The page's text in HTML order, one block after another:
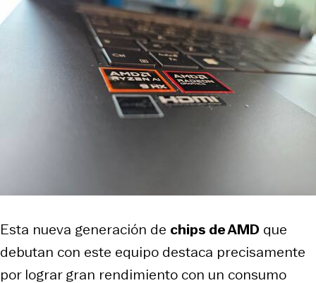
Esta nueva generación de chips de AMD que
debutan con este equipo destaca precisamente
por lograr gran rendimiento con un consumo